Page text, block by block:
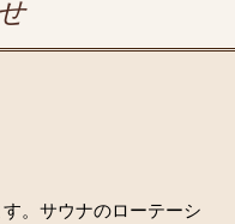
。サウナのローテーシ